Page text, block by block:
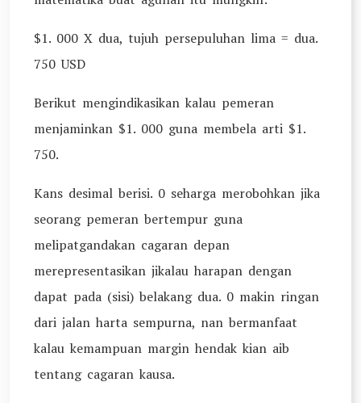
$1. 000 X dua, tujuh persepuluhan lima = dua.
750 USD
Berikut mengindikasikan kalau pemeran
menjaminkan $1. 000 guna membela arti $1.
750.
Kans desimal berisi. 0 seharga merobohkan jika
seorang pemeran bertempur guna
melipatgandakan cagaran depan
merepresentasikan jikalau harapan dengan
dapat pada (sisi) belakang dua. 0 makin ringan
dari jalan harta sempurna, nan bermanfaat
kalau kemampuan margin hendak kian aib
tentang cagaran kausa.